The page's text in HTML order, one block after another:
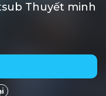
Thuyết minh